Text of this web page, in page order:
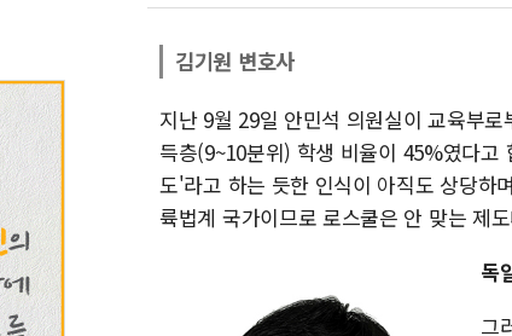
김기원 변호사
지난 9월 29일 안민석 의원실이 교육부
득층(9~10분위) 학생 비율이 45%였다
도'라고 하는 듯한 인식이 아직도 상당하
륙법계 국가이므로 로스쿨은 안 맞는 제
독
그